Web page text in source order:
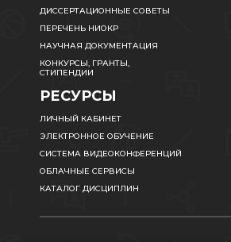
ДИССЕРТАЦИОННЫЕ СОВЕТЫ
ПЕРЕЧЕНЬ НИОКР
НАУЧНАЯ ДОКУМЕНТАЦИЯ
КОНКУРСЫ, ГРАНТЫ,
СТИПЕНДИИ
РЕСУРСЫ
ЛИЧНЫЙ КАБИНЕТ
ЭЛЕКТРОННОЕ ОБУЧЕНИЕ
СИСТЕМА ВИДЕОКОНФЕРЕНЦИЙ
ОБЛАЧНЫЕ СЕРВИСЫ
КАТАЛОГ ДИСЦИПЛИН